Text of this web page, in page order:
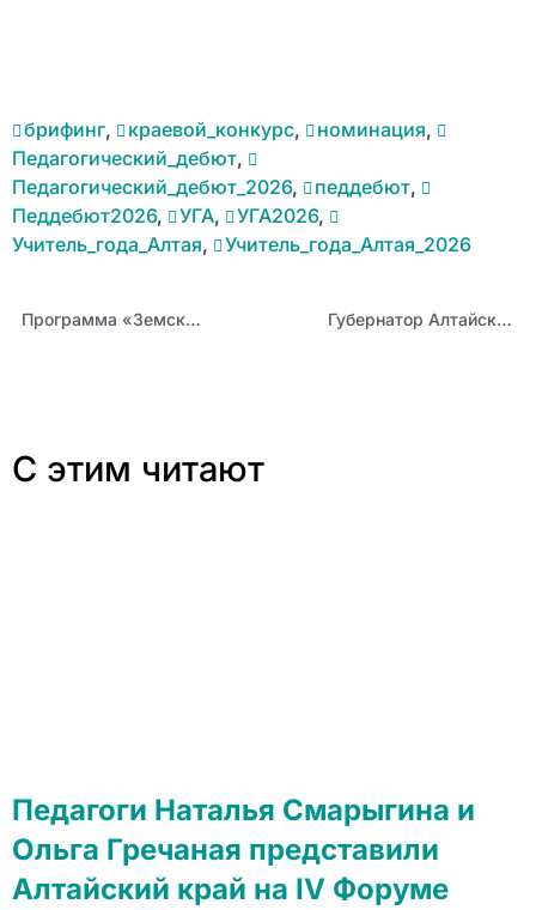
брифинг, краевой_конкурс, номинация,
Педагогический_дебют,
Педагогический_дебют_2026, педдебют,
Педдебют2026, УГА, УГА2026,
Учитель_года_Алтая, Учитель_года_Алтая_2026
Программа «Земский учитель» 2026: вакансии учителей информатики Губернатор Алтайского края Виктор Томенко поздравил победителей конкурса «Учитель года Алтая — 2026»
С этим читают
Педагоги Наталья Смарыгина и
Ольга Гречаная представили
Алтайский край на IV Форуме